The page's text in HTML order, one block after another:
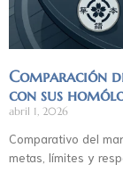
Comparación
con sus
abril 1, 2026
Comparativo del
metas, límites y